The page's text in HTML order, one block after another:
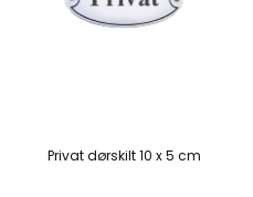
Privat dørskilt 10 x 5 cm